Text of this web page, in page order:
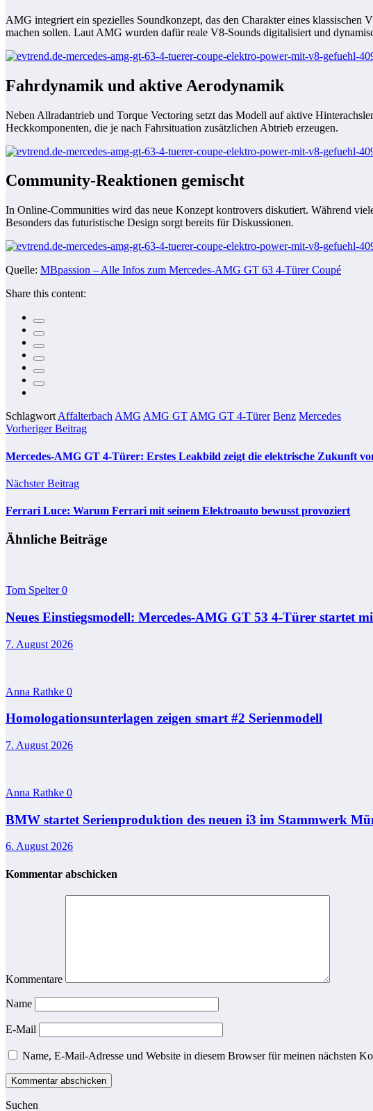
AMG integriert ein spezielles Soundkonzept, das den Charakter eines
machen sollen. Laut AMG wurden dafür reale V8-Sounds digitalisiert und
Fahrdynamik und aktive Aerodynamik
Neben Allradantrieb und Torque Vectoring setzt das Modell auf aktive
Heckkomponenten, die je nach Fahrsituation zusätzlichen Abtrieb erzeugen.
Community-Reaktionen gemischt
In Online-Communities wird das neue Konzept kontrovers diskutiert. Während
Besonders das futuristische Design sorgt bereits für Diskussionen.
Quelle: MBpassion – Alle Infos zum Mercedes-AMG GT 63 4‑Türer Coupé
Share this content:
Schlagwort Affalterbach AMG AMG GT AMG GT 4-Türer Benz Mercedes
Vorheriger Beitrag
Mercedes-AMG GT 4-Türer: Erstes Leakbild zeigt die elektrische Zukunft
Nächster Beitrag
Ferrari Luce: Warum Ferrari mit seinem Elektroauto bewusst provoziert
Ähnliche Beiträge
Tom Spelter0
Neues Einstiegsmodell: Mercedes-AMG GT 53 4-Türer startet
7. August 2026
Anna Rathke 0
Homologationsunterlagen zeigen smart #2 Serienmodell
7. August 2026
Anna Rathke 0
BMW startet Serienproduktion des neuen i3 im Stammwerk
6. August 2026
Kommentar abschicken
Kommentare
Name
E-Mail
Name, E-Mail-Adresse und Website in diesem Browser für meinen nächsten
Suchen